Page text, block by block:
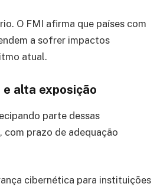
O FMI afirma que países com
a sofrer impactos
atual.
alta exposição
parte dessas
prazo de adequação
cibernética para instituições